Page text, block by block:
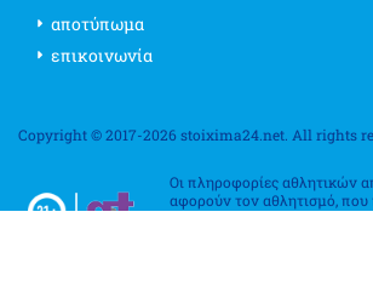
αποτύπωμα
επικοινωνία
Copyright © 2017-2026 stoixima24.net. All rights
Οι πληροφορίες αθλητικών
αφορούν τον αθλητισμό, που